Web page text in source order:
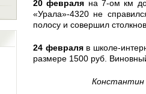
20 февраля на 7-ом км
«Урала»-4320 не
полосу и совершил
24 февраляв школе-
размере 1500 руб.
Константин